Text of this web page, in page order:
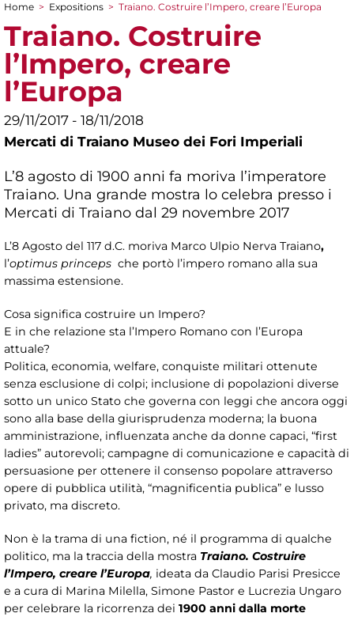
You are here
Home > Expositions > Traiano. Costruire l’Impero, creare l’Europa
Traiano. Costruire
l’Impero, creare
l’Europa
29/11/2017 - 18/11/2018
Mercati di Traiano Museo dei Fori Imperiali
L’8 agosto di 1900 anni fa moriva l’imperatore
Traiano. Una grande mostra lo celebra presso i
Mercati di Traiano dal 29 novembre 2017
L’8 Agosto del 117 d.C. moriva Marco Ulpio Nerva Traiano,
l’optimus princeps che portò l’impero romano alla sua
massima estensione.
Cosa significa costruire un Impero?
E in che relazione sta l’Impero Romano con l’Europa
attuale?
Politica, economia, welfare, conquiste militari ottenute
senza esclusione di colpi; inclusione di popolazioni diverse
sotto un unico Stato che governa con leggi che ancora oggi
sono alla base della giurisprudenza moderna; la buona
amministrazione, influenzata anche da donne capaci, “first
ladies” autorevoli; campagne di comunicazione e capacità di
persuasione per ottenere il consenso popolare attraverso
opere di pubblica utilità, “magnificentia publica” e lusso
privato, ma discreto.
Non è la trama di una fiction, né il programma di qualche
politico, ma la traccia della mostra Traiano. Costruire
l’Impero, creare l’Europa, ideata da Claudio Parisi Presicce
e a cura di Marina Milella, Simone Pastor e Lucrezia Ungaro
per celebrare la ricorrenza dei 1900 anni dalla morte